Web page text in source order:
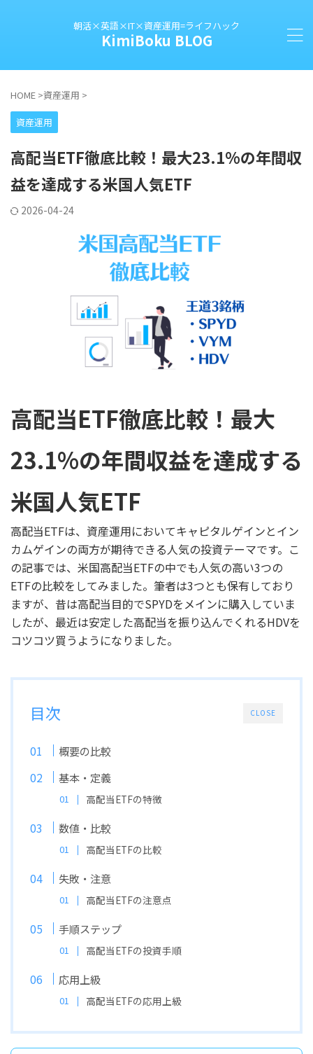
朝活×英語×IT×資産運用=ライフハック
KimiBoku BLOG
HOME >資産運用 >
資産運用
高配当ETF徹底比較！最大23.1%の年間収
益を達成する米国人気ETF
2026-04-24
高配当ETF徹底比較！最大
23.1%の年間収益を達成する
米国人気ETF
高配当ETFは、資産運用においてキャピタルゲインとイン
カムゲインの両方が期待できる人気の投資テーマです。こ
の記事では、米国高配当ETFの中でも人気の高い3つの
ETFの比較をしてみました。筆者は3つとも保有しており
ますが、昔は高配当目的でSPYDをメインに購入していま
したが、最近は安定した高配当を振り込んでくれるHDVを
コツコツ買うようになりました。
CLOSE
目次
概要の比較
基本・定義
高配当ETFの特徴
数値・比較
高配当ETFの比較
失敗・注意
高配当ETFの注意点
手順ステップ
高配当ETFの投資手順
応用上級
高配当ETFの応用上級